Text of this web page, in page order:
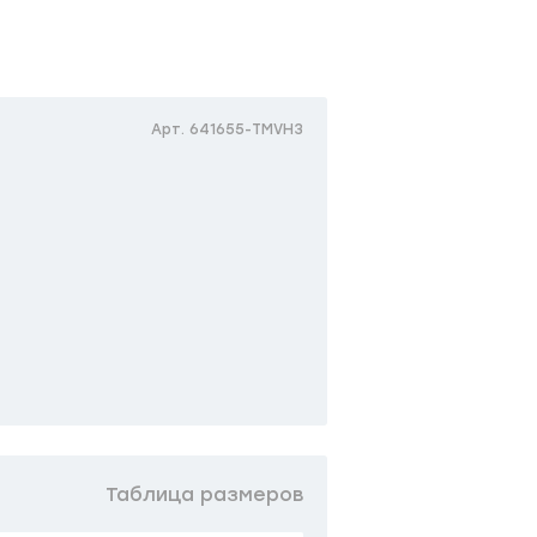
Арт. 641655-TMVH3
Таблица размеров